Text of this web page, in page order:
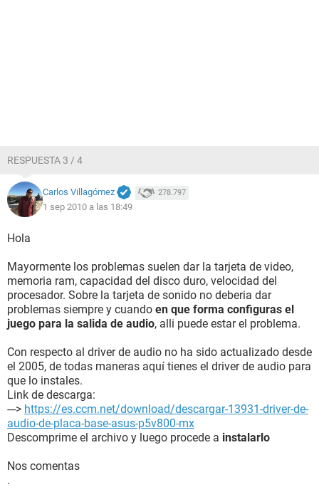
RESPUESTA 3 / 4
Carlos Villagómez 278.797
1 sep 2010 a las 18:49
Hola
Mayormente los problemas suelen dar la tarjeta de video,
memoria ram, capacidad del disco duro, velocidad del
procesador. Sobre la tarjeta de sonido no deberia dar
problemas siempre y cuando en que forma configuras el
juego para la salida de audio, alli puede estar el problema.
Con respecto al driver de audio no ha sido actualizado desde
el 2005, de todas maneras aquí tienes el driver de audio para
que lo instales.
Link de descarga:
---> https://es.ccm.net/download/descargar-13931-driver-de-
audio-de-placa-base-asus-p5v800-mx
Descomprime el archivo y luego procede a instalarlo
Nos comentas
.